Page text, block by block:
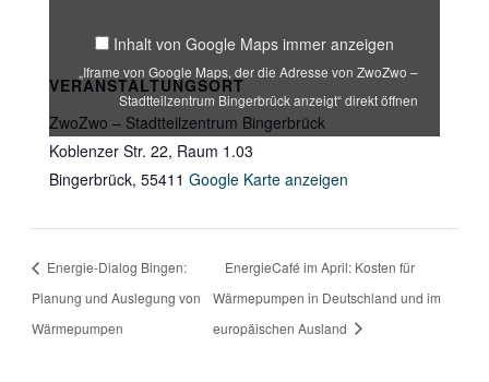
VERANSTALTUNGSORT
ZwoZwo – Stadtteilzentrum Bingerbrück
Koblenzer Str. 22, Raum 1.03
Bingerbrück, 55411 Google Karte anzeigen
Google
anzeigen
Inhalt von Google Maps immer anzeigen
„Iframe von Google Maps, der die Adresse von ZwoZwo –
Stadtteilzentrum Bingerbrück anzeigt“ direkt öffnen
Energie-Dialog Bingen:
Planung und Auslegung von
Wärmepumpen
EnergieCafé im April: Kosten für
Wärmepumpen in Deutschland und im
europäischen Ausland